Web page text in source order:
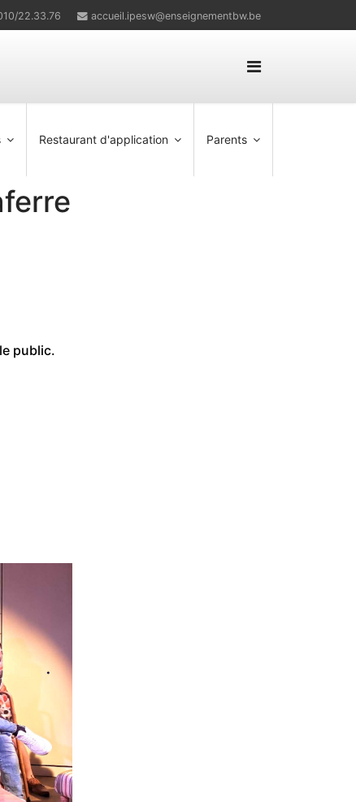
22.33.76 accueil.ipesw@enseignementbw.be
Restaurant d'application Parents
public.